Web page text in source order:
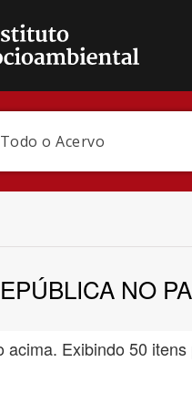
Todo o Acervo
NO
acima. Exibindo 50 itens